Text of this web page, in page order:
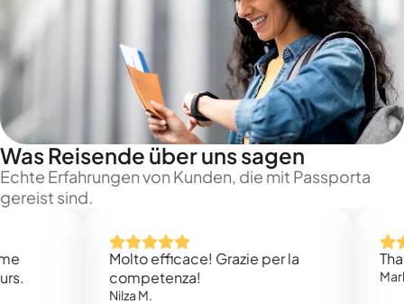
Was Reisende über uns sagen
Echte Erfahrungen von Kunden, die mit Passporta
gereist sind.
Molto efficace! Grazie per la
competenza!
Thank